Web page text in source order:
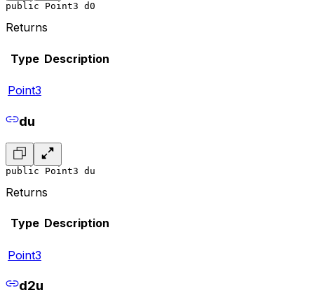
public Point3 d0
Returns
Type Description
Point3
du
public Point3 du
Returns
Type Description
Point3
d2u